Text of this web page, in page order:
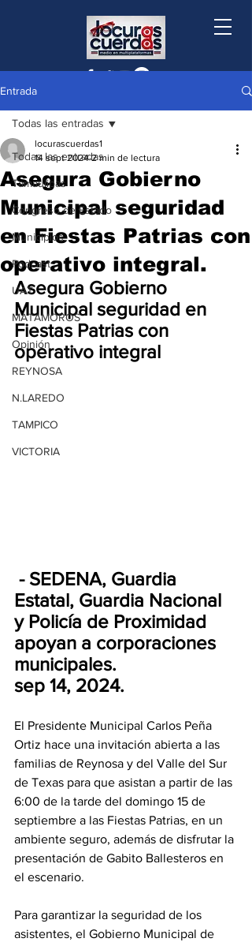
Entrada
Todas las entradas
Tamaulipas
Congreso de Estado
Municipios
Podcast
UAT
MATAMOROS
Opinión
REYNOSA
N.LAREDO
TAMPICO
VICTORIA
Todas las entradas
Asegura Gobierno
Municipal seguridad
en Fiestas Patrias con
operativo integral.
locurascuerdas1
14 sept 2024 2 min de lectura
Asegura Gobierno
Municipal seguridad en
Fiestas Patrias con
operativo integral
Estatal, Guardia Nacional
y Policía de Proximidad
apoyan a corporaciones
municipales.
sep 14, 2024.
El Presidente Municipal Carlos Peña
Ortiz hace una invitación abierta a las
familias de Reynosa y del Valle del Sur
de Texas para que asistan a partir de las
6:00 de la tarde del domingo 15 de
septiembre a las Fiestas Patrias, en un
ambiente seguro, además de disfrutar la
presentación de Gabito Ballesteros en
el escenario.
Para garantizar la seguridad de los
asistentes, el Gobierno Municipal de